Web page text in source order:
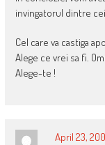
invingatorul dintre
Cel care va castiga
Alege ce vrei sa fi.
Alege-te !
April 23,